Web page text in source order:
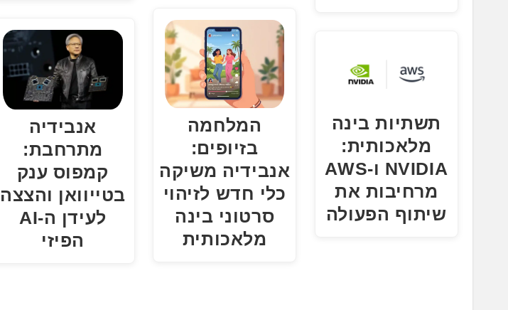
תשתיות בינה
מלאכותית:
NVIDIA ו-AWS
מרחיבות את
שיתוף הפעולה
המלחמה
בזיופים:
אנבידיה משיקה
כלי חדש לזיהוי
סרטוני בינה
מלאכותית
אנבידיה
מתרחבת:
קמפוס ענק
בטייוואן והצצה
לעידן ה-AI
הפיזי